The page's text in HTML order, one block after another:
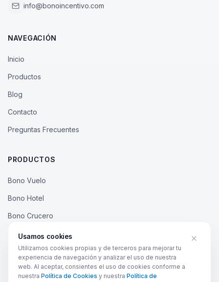
info@bonoincentivo.com
NAVEGACIÓN
Inicio
Productos
Blog
Contacto
Preguntas Frecuentes
PRODUCTOS
Bono Vuelo
Bono Hotel
Bono Crucero
Bono Rural
Usamos cookies
Utilizamos cookies propias y de terceros para mejorar tu
experiencia de navegación y analizar el uso de nuestra
web. Al aceptar, consientes el uso de cookies conforme a
nuestra Política de Cookies y nuestra Política de